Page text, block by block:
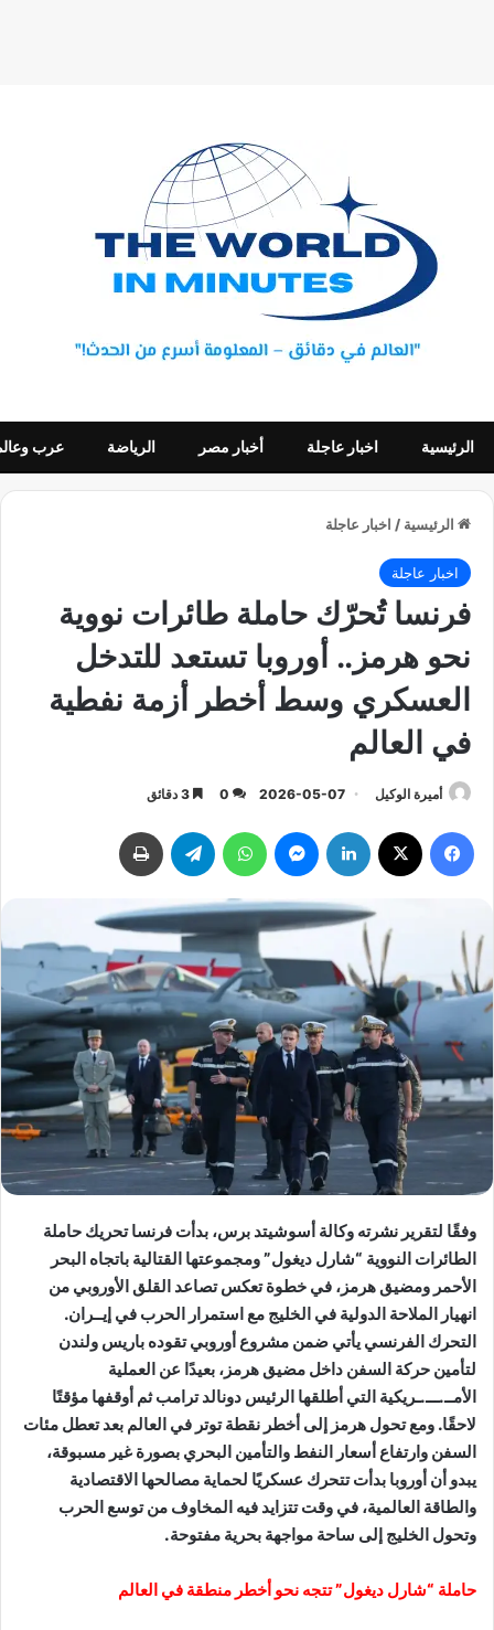
الرئيسية اخبار عاجلة أخبار مصر الرياضة عرب
الرئيسية / اخبار عاجلة
اخبار عاجلة
فرنسا تُحرّك حاملة طائرات نووية
نحو هرمز.. أوروبا تستعد للتدخل
العسكري وسط أخطر أزمة نفطية
في العالم
أميرة الوكيل 2026-05-07
0
وفقًا لتقرير نشرته وكالة أسوشيتد برس، بدأت فرنسا تحريك حاملة
الطائرات النووية “شارل ديغول” ومجموعتها القتالية باتجاه البحر
الأحمر ومضيق هرمز، في خطوة تعكس تصاعد القلق الأوروبي من
انهيار الملاحة الدولية في الخليج مع استمرار الحرب في إيــران.
التحرك الفرنسي يأتي ضمن مشروع أوروبي تقوده باريس ولندن
لتأمين حركة السفن داخل مضيق هرمز، بعيدًا عن العملية
الأمــ.ـــ.ـريكية التي أطلقها الرئيس دونالد ترامب ثم أوقفها مؤقتًا
لاحقًا. ومع تحول هرمز إلى أخطر نقطة توتر في العالم بعد تعطل مئات
السفن وارتفاع أسعار النفط والتأمين البحري بصورة غير مسبوقة،
يبدو أن أوروبا بدأت تتحرك عسكريًا لحماية مصالحها الاقتصادية
والطاقة العالمية، في وقت تتزايد فيه المخاوف من توسع الحرب
وتحول الخليج إلى ساحة مواجهة بحرية مفتوحة.
حاملة “شارل ديغول” تتجه نحو أخطر منطقة في العالم